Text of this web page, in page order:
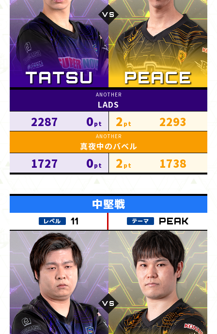
LADS
2287 0 2293
2
真夜中のバベル
1727 0 1738
2
PEAK